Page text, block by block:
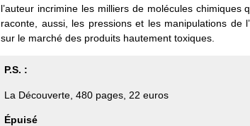
l’auteur incrimine les milliers de molécules chimiques
raconte, aussi, les pressions et les manipulations de
sur le marché des produits hautement toxiques.
P.S. :
La Découverte, 480 pages, 22 euros
Épuisé